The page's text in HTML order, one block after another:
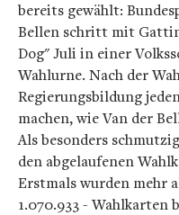
bereits gewählt:
Bellen schritt mit
Dog" Juli in einer
Wahlurne. Nach der
Regierungsbildung
machen, wie Van der
Als besonders
den abgelaufenen
Erstmals wurden mehr
1.070.933 -